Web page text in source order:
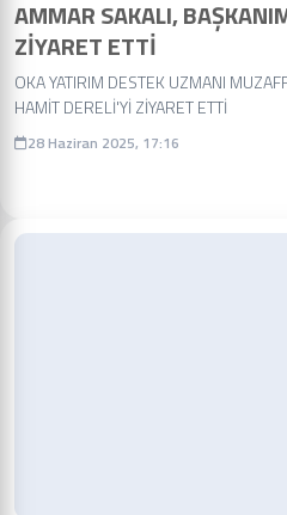
AMMAR SAKALI,
ZİYARET ETTİ
OKA YATIRIM DESTEK UZMANI
HAMİT DERELİ'Yİ ZİYARET ETTİ
28 Haziran 2025, 17:16